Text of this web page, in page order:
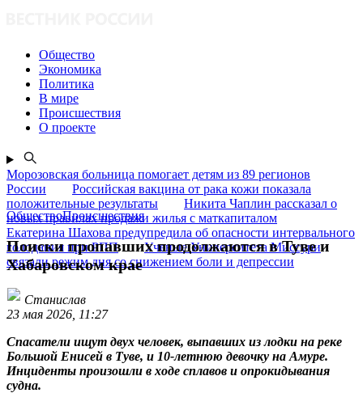
Общество
Экономика
Политика
В мире
Происшествия
О проекте
Морозовская больница помогает детям из 89 регионов
России
Российская вакцина от рака кожи показала
положительные результаты
Никита Чаплин рассказал о
новых правилах продажи жилья с маткапиталом
Екатерина Шахова предупредила об опасности интервального
голодания при РПП
Ученые Университета Миссури
связали режим дня со снижением боли и депрессии
ОбществоПроисшествия
Поиски пропавших продолжаются в Туве и
Хабаровском крае
Станислав
23 мая 2026, 11:27
Спасатели ищут двух человек, выпавших из лодки на реке
Большой Енисей в Туве, и 10-летнюю девочку на Амуре.
Инциденты произошли в ходе сплавов и опрокидывания
судна.